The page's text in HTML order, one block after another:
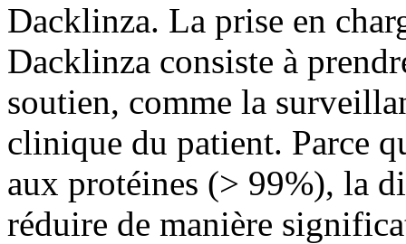
Dacklinza. La prise en
Dacklinza consiste à
soutien, comme la
clinique du patient. Parce
aux protéines (> 99%), la
réduire de manière